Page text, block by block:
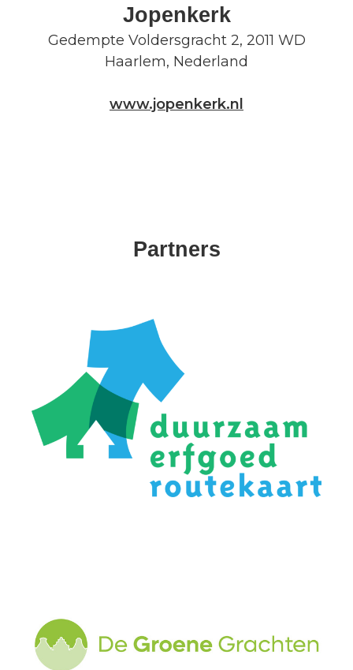
Jopenkerk
Gedempte Voldersgracht 2, 2011 WD
Haarlem, Nederland
www.jopenkerk.nl
Partners